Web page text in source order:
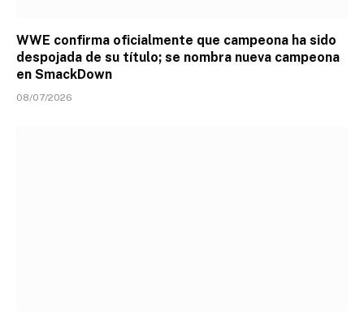
WWE confirma oficialmente que campeona ha sido
despojada de su título; se nombra nueva campeona
en SmackDown
08/07/2026